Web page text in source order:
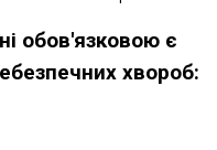
обов'язковою є
хвороб: